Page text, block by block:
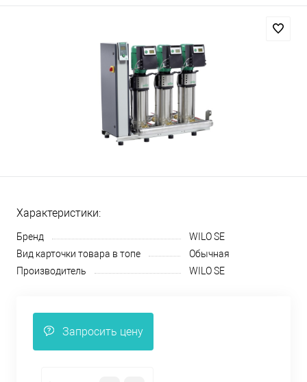
Характеристики:
Бренд
WILO SE
Вид карточки товара в топе
Обычная
Производитель
WILO SE
Запросить цену